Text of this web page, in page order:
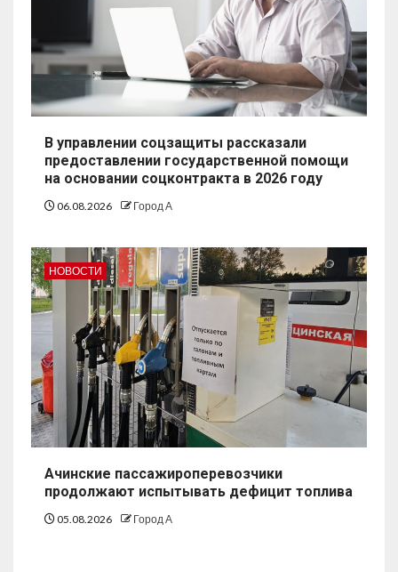
В управлении соцзащиты рассказали
предоставлении государственной помощи
на основании соцконтракта в 2026 году
06.08.2026 Город А
НОВОСТИ
Ачинские пассажироперевозчики
продолжают испытывать дефицит топлива
05.08.2026 Город А